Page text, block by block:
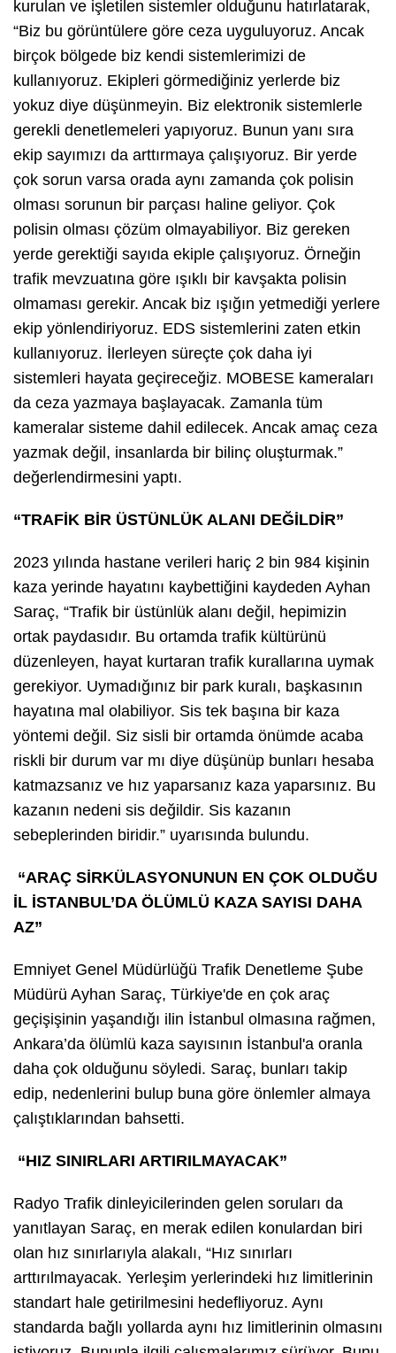
kurulan ve işletilen sistemler olduğunu hatırlatarak,
“Biz bu görüntülere göre ceza uyguluyoruz. Ancak
birçok bölgede biz kendi sistemlerimizi de
kullanıyoruz. Ekipleri görmediğiniz yerlerde biz
yokuz diye düşünmeyin. Biz elektronik sistemlerle
gerekli denetlemeleri yapıyoruz. Bunun yanı sıra
ekip sayımızı da arttırmaya çalışıyoruz. Bir yerde
çok sorun varsa orada aynı zamanda çok polisin
olması sorunun bir parçası haline geliyor. Çok
polisin olması çözüm olmayabiliyor. Biz gereken
yerde gerektiği sayıda ekiple çalışıyoruz. Örneğin
trafik mevzuatına göre ışıklı bir kavşakta polisin
olmaması gerekir. Ancak biz ışığın yetmediği yerlere
ekip yönlendiriyoruz. EDS sistemlerini zaten etkin
kullanıyoruz. İlerleyen süreçte çok daha iyi
sistemleri hayata geçireceğiz. MOBESE kameraları
da ceza yazmaya başlayacak. Zamanla tüm
kameralar sisteme dahil edilecek. Ancak amaç ceza
yazmak değil, insanlarda bir bilinç oluşturmak.”
değerlendirmesini yaptı.
“TRAFİK BİR ÜSTÜNLÜK ALANI DEĞİLDİR”
2023 yılında hastane verileri hariç 2 bin 984 kişinin
kaza yerinde hayatını kaybettiğini kaydeden Ayhan
Saraç, “Trafik bir üstünlük alanı değil, hepimizin
ortak paydasıdır. Bu ortamda trafik kültürünü
düzenleyen, hayat kurtaran trafik kurallarına uymak
gerekiyor. Uymadığınız bir park kuralı, başkasının
hayatına mal olabiliyor. Sis tek başına bir kaza
yöntemi değil. Siz sisli bir ortamda önümde acaba
riskli bir durum var mı diye düşünüp bunları hesaba
katmazsanız ve hız yaparsanız kaza yaparsınız. Bu
kazanın nedeni sis değildir. Sis kazanın
sebeplerinden biridir.” uyarısında bulundu.
“ARAÇ SİRKÜLASYONUNUN EN ÇOK OLDUĞU
İL İSTANBUL’DA ÖLÜMLÜ KAZA SAYISI DAHA
AZ”
Emniyet Genel Müdürlüğü Trafik Denetleme Şube
Müdürü Ayhan Saraç, Türkiye'de en çok araç
geçişişinin yaşandığı ilin İstanbul olmasına rağmen,
Ankara’da ölümlü kaza sayısının İstanbul'a oranla
daha çok olduğunu söyledi. Saraç, bunları takip
edip, nedenlerini bulup buna göre önlemler almaya
çalıştıklarından bahsetti.
“HIZ SINIRLARI ARTIRILMAYACAK”
Radyo Trafik dinleyicilerinden gelen soruları da
yanıtlayan Saraç, en merak edilen konulardan biri
olan hız sınırlarıyla alakalı, “Hız sınırları
arttırılmayacak. Yerleşim yerlerindeki hız limitlerinin
standart hale getirilmesini hedefliyoruz. Aynı
standarda bağlı yollarda aynı hız limitlerinin olmasını